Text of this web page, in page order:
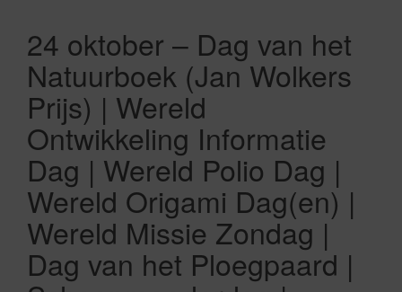
24 oktober – Dag van het
Natuurboek (Jan Wolkers
Prijs) | Wereld
Ontwikkeling Informatie
Dag | Wereld Polio Dag |
Wereld Origami Dag(en) |
Wereld Missie Zondag |
Dag van het Ploegpaard |